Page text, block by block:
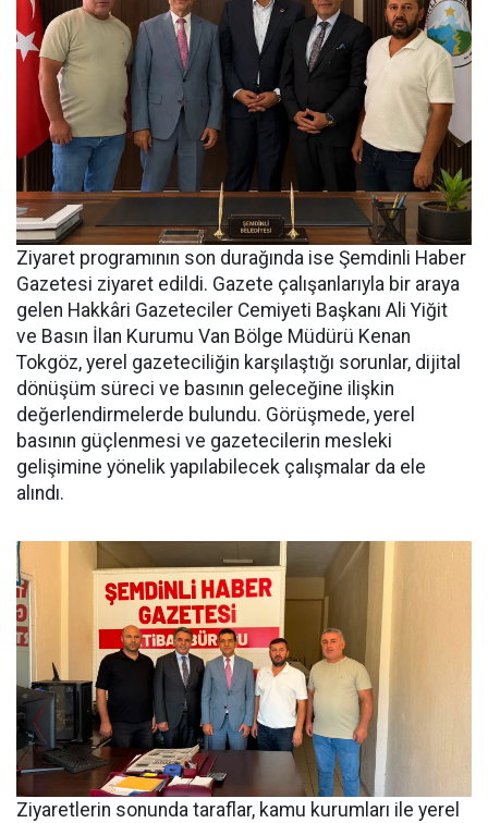
Ziyaret programının son durağında ise Şemdinli Haber
Gazetesi ziyaret edildi. Gazete çalışanlarıyla bir araya
gelen Hakkâri Gazeteciler Cemiyeti Başkanı Ali Yiğit
ve Basın İlan Kurumu Van Bölge Müdürü Kenan
Tokgöz, yerel gazeteciliğin karşılaştığı sorunlar, dijital
dönüşüm süreci ve basının geleceğine ilişkin
değerlendirmelerde bulundu. Görüşmede, yerel
basının güçlenmesi ve gazetecilerin mesleki
gelişimine yönelik yapılabilecek çalışmalar da ele
alındı.
Ziyaretlerin sonunda taraflar, kamu kurumları ile yerel